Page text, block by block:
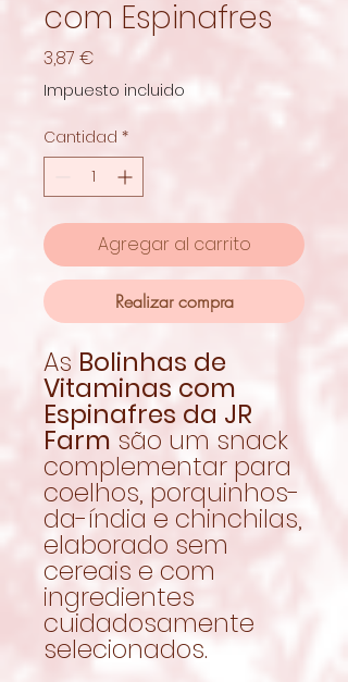
com Espinafres
3,87 €
Impuesto incluido
Cantidad *
Agregar al carrito
Realizar compra
As Bolinhas de
Vitaminas com
Espinafres da JR
Farm são um snack
complementar para
coelhos, porquinhos-
da-índia e chinchilas,
elaborado sem
cereais e com
ingredientes
cuidadosamente
selecionados.